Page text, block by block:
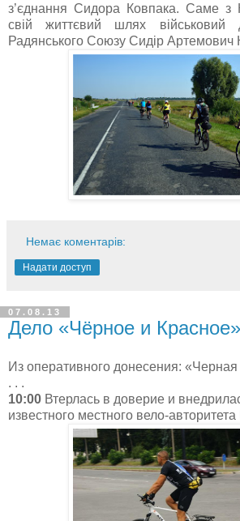
з’єднання Сидора Ковпака. Саме з
свій життєвий шлях військовий
Радянського Союзу Сидір Артемович
Немає коментарів:
Надати доступ
07.08.13
Дело «Чёрное и Красное»
Из оперативного донесения:
. . .
10:00 Втерлась в доверие и
известного местного вело-